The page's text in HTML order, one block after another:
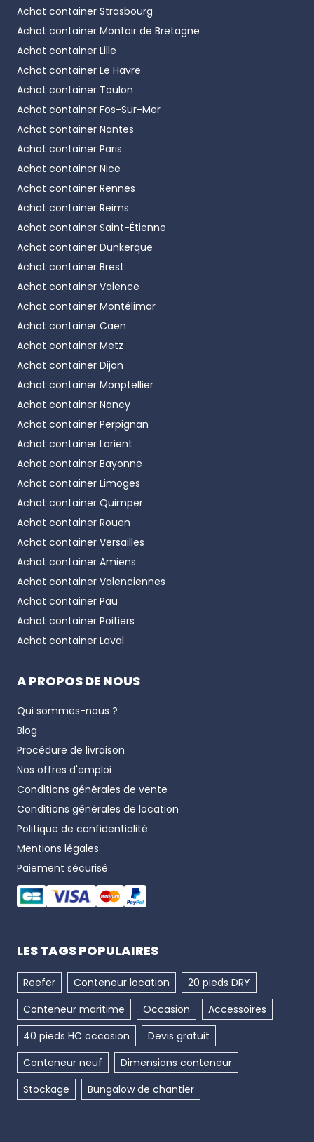
Achat container Strasbourg
Achat container Montoir de Bretagne
Achat container Lille
Achat container Le Havre
Achat container Toulon
Achat container Fos-Sur-Mer
Achat container Nantes
Achat container Paris
Achat container Nice
Achat container Rennes
Achat container Reims
Achat container Saint-Étienne
Achat container Dunkerque
Achat container Brest
Achat container Valence
Achat container Montélimar
Achat container Caen
Achat container Metz
Achat container Dijon
Achat container Monptellier
Achat container Nancy
Achat container Perpignan
Achat container Lorient
Achat container Bayonne
Achat container Limoges
Achat container Quimper
Achat container Rouen
Achat container Versailles
Achat container Amiens
Achat container Valenciennes
Achat container Pau
Achat container Poitiers
Achat container Laval
A PROPOS DE NOUS
Qui sommes-nous ?
Blog
Procédure de livraison
Nos offres d'emploi
Conditions générales de vente
Conditions générales de location
Politique de confidentialité
Mentions légales
Paiement sécurisé
LES TAGS POPULAIRES
Reefer Conteneur location
20 pieds DRY
Conteneur maritime
Occasion
Accessoires
40 pieds HC occasion
Devis gratuit
Conteneur neuf
Dimensions conteneur
Stockage
Bungalow de chantier